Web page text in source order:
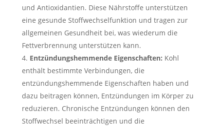
und Antioxidantien. Diese Nährstoffe unterstützen
eine gesunde Stoffwechselfunktion und tragen zur
allgemeinen Gesundheit bei, was wiederum die
Fettverbrennung unterstützen kann.
Entzündungshemmende Eigenschaften: Kohl
enthält bestimmte Verbindungen, die
entzündungshemmende Eigenschaften haben und
dazu beitragen können, Entzündungen im Körper zu
reduzieren. Chronische Entzündungen können den
Stoffwechsel beeinträchtigen und die